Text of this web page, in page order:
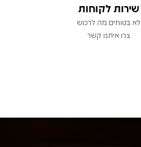
שירות לקוחות
לא בטוחים מה לרכוש
צרו איתנו קשר